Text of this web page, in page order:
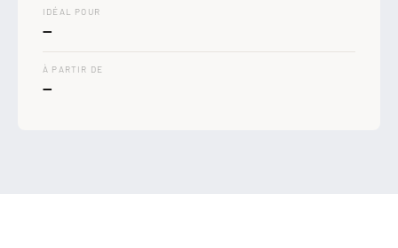
IDÉAL POUR
—
À PARTIR DE
—